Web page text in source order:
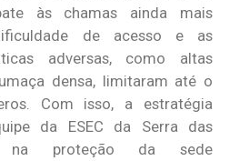
às chamas ainda mais
de acesso e as
adversas, como altas
densa, limitaram até o
Com isso, a estratégia
da ESEC da Serra das
na proteção da sede